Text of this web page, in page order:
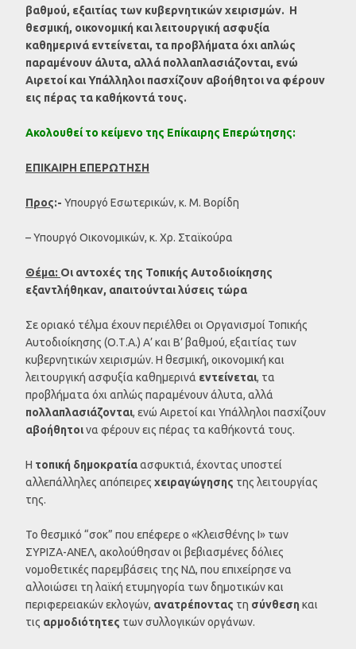
βαθμού, εξαιτίας των κυβερνητικών χειρισμών. Η
θεσμική, οικονομική και λειτουργική ασφυξία
καθημερινά εντείνεται, τα προβλήματα όχι απλώς
παραμένουν άλυτα, αλλά πολλαπλασιάζονται, ενώ
Αιρετοί και Υπάλληλοι πασχίζουν αβοήθητοι να φέρουν
εις πέρας τα καθήκοντά τους.
Ακολουθεί το κείμενο της Επίκαιρης Επερώτησης:
ΕΠΙΚΑΙΡΗ ΕΠΕΡΩΤΗΣΗ
Προς:- Υπουργό Εσωτερικών, κ. Μ. Βορίδη
– Υπουργό Οικονομικών, κ. Χρ. Σταϊκούρα
Θέμα: Οι αντοχές της Τοπικής Αυτοδιοίκησης
εξαντλήθηκαν, απαιτούνται λύσεις τώρα
Σε οριακό τέλμα έχουν περιέλθει οι Οργανισμοί Τοπικής
Αυτοδιοίκησης (Ο.Τ.Α.) Α’ και Β’ βαθμού, εξαιτίας των
κυβερνητικών χειρισμών. Η θεσμική, οικονομική και
λειτουργική ασφυξία καθημερινά εντείνεται, τα
προβλήματα όχι απλώς παραμένουν άλυτα, αλλά
πολλαπλασιάζονται, ενώ Αιρετοί και Υπάλληλοι πασχίζουν
αβοήθητοινα φέρουν εις πέρας τα καθήκοντά τους.
Η τοπική δημοκρατίαασφυκτιά, έχοντας υποστεί
αλλεπάλληλες απόπειρες χειραγώγησης της λειτουργίας
της.
Το θεσμικό “σοκ” που επέφερε ο «Κλεισθένης Ι» των
ΣΥΡΙΖΑ-ΑΝΕΛ, ακολούθησαν οι βεβιασμένες δόλιες
νομοθετικές παρεμβάσεις της ΝΔ, που επιχείρησε να
αλλοιώσει τη λαϊκή ετυμηγορία των δημοτικών και
περιφερειακών εκλογών, ανατρέποντας τη σύνθεση και
τις αρμοδιότητες των συλλογικών οργάνων.